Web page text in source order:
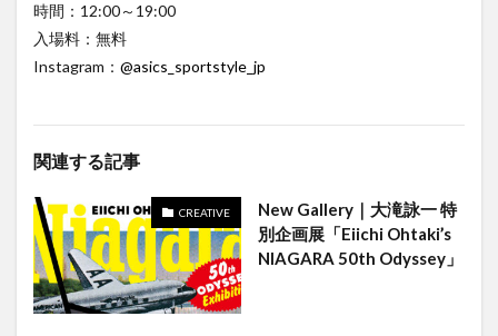
時間：12:00～19:00
入場料：無料
Instagram： @asics_sportstyle_jp
関連する記事
CREATIVE
New Gallery｜大滝詠一 特
別企画展「Eiichi Ohtaki’s
NIAGARA 50th Odyssey」